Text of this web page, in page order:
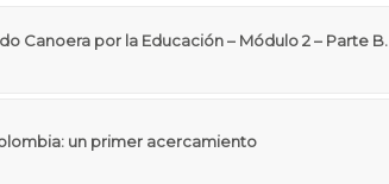
Canoera por la Educación – Módulo 2 – Parte B.
un primer acercamiento